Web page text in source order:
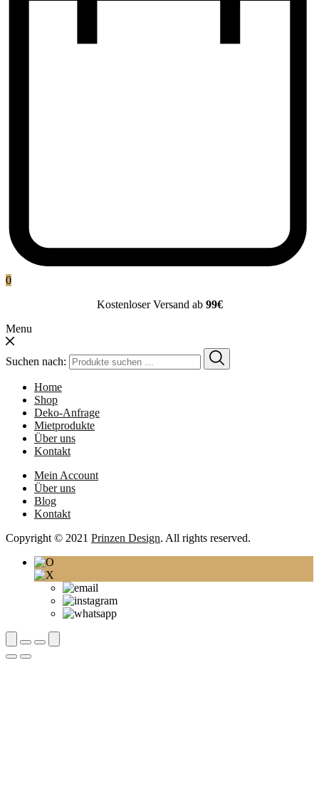
0
Kostenloser Versand ab 99€
Menu
Suchen nach:
Home
Shop
Deko-Anfrage
Mietprodukte
Über uns
Kontakt
Mein Account
Über uns
Blog
Kontakt
Copyright © 2021 Prinzen Design. All rights reserved.